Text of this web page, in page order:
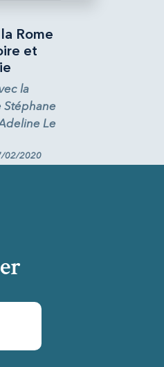
Rome
et
la
Le
02/2020